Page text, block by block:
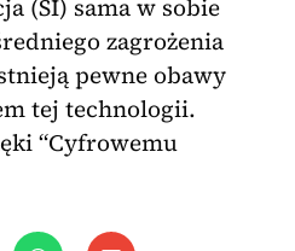
(SI) sama w sobie
zagrożenia
pewne obawy
tej technologii.
“Cyfrowemu